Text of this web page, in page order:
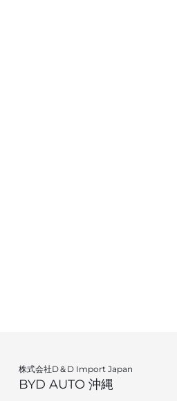
株式会社D＆D Import Japan
BYD AUTO 沖縄